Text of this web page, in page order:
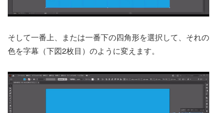
そして一番上、または一番下の四角形を選択して、それの
色を字幕（下図2枚目）のように変えます。